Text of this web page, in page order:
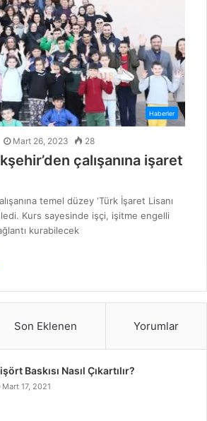
Haberler
Mart 26, 2023 28
çalışanına işaret
temel düzey ‘Türk İşaret Lisanı
Kurs sayesinde işçi, işitme engelli
kurabilecek
Son Eklenen Yorumlar
Baskısı Nasıl Çıkartılır?
Mart 17, 2021